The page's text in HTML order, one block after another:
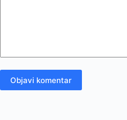
Objavi komentar